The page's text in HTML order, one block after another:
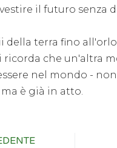
il futuro senza
della terra fino all'orlo
ricorda che un'altra
nel mondo -
è già in atto.